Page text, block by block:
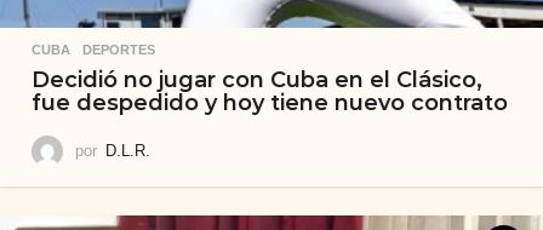
CUBA ,DEPORTES
Decidió no jugar con Cuba en el Clásico,
fue despedido y hoy tiene nuevo contrato
por D.L.R.